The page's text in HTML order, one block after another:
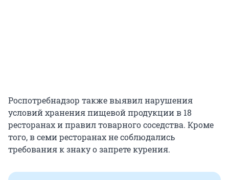
Роспотребнадзор также выявил нарушения
условий хранения пищевой продукции в 18
ресторанах и правил товарного соседства. Кроме
того, в семи ресторанах не соблюдались
требования к знаку о запрете курения.